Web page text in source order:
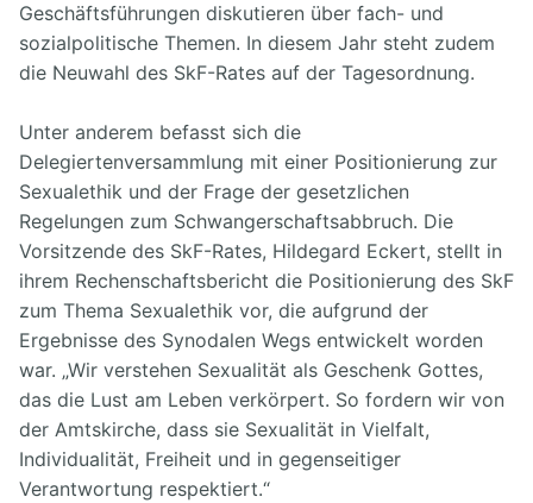
Geschäftsführungen diskutieren über fach- und
sozialpolitische Themen. In diesem Jahr steht zudem
die Neuwahl des SkF-Rates auf der Tagesordnung.
Unter anderem befasst sich die
Delegiertenversammlung mit einer Positionierung zur
Sexualethik und der Frage der gesetzlichen
Regelungen zum Schwangerschaftsabbruch. Die
Vorsitzende des SkF-Rates, Hildegard Eckert, stellt in
ihrem Rechenschaftsbericht die Positionierung des SkF
zum Thema Sexualethik vor, die aufgrund der
Ergebnisse des Synodalen Wegs entwickelt worden
war. „Wir verstehen Sexualität als Geschenk Gottes,
das die Lust am Leben verkörpert. So fordern wir von
der Amtskirche, dass sie Sexualität in Vielfalt,
Individualität, Freiheit und in gegenseitiger
Verantwortung respektiert.“